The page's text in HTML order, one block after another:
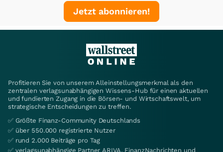
Jetzt abonnieren!
Profitieren Sie von unserem Alleinstellungsmerkmal als den
zentralen verlagsunabhängigen Wissens-Hub für einen aktuellen
und fundierten Zugang in die Börsen- und Wirtschaftswelt, um
strategische Entscheidungen zu treffen.
✅ Größte Finanz-Community Deutschlands
✅ über 550.000 registrierte Nutzer
✅ rund 2.000 Beiträge pro Tag
✅ verlagsunabhängige Partner ARIVA, FinanzNachrichten und